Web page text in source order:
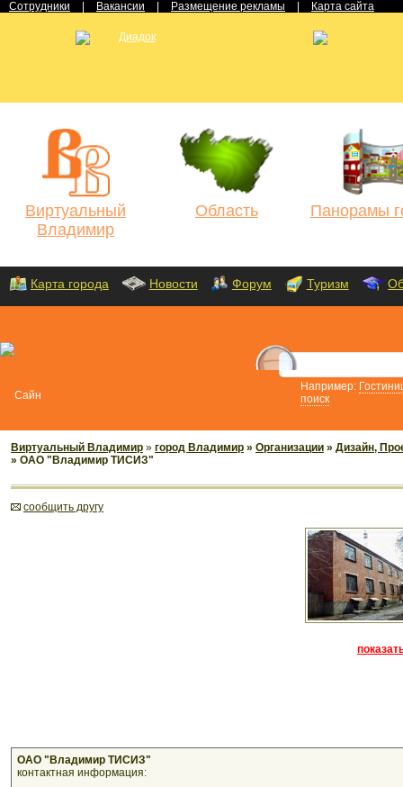
Сотрудники Вакансии Размещение рекламы Карта сайта
Виртуальный
Владимир
Область Панорамы
Карта города Новости Форум Туризм
Например:
поиск
Виртуальный Владимир » город Владимир » Организации » Дизайн,
» ОАО "Владимир ТИСИЗ"
cообщить другу
ОАО "Владимир ТИСИЗ"
контактная информация: